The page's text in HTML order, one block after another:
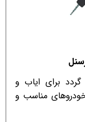
گردد برای ایاب و
مناسب و